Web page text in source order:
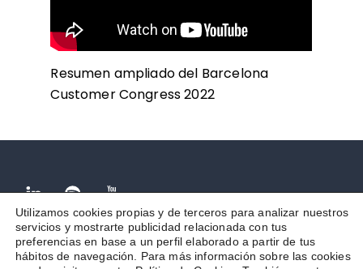
Resumen ampliado del Barcelona
Customer Congress 2022
Facebook Spotify
Aviso legal Términos y condiciones
Política de Privacidad
Política de cookies
Contacto
Canal de denuncias
Utilizamos cookies propias y de terceros para analizar nuestros
servicios y mostrarte publicidad relacionada con tus
preferencias en base a un perfil elaborado a partir de tus
hábitos de navegación. Para más información sobre las cookies